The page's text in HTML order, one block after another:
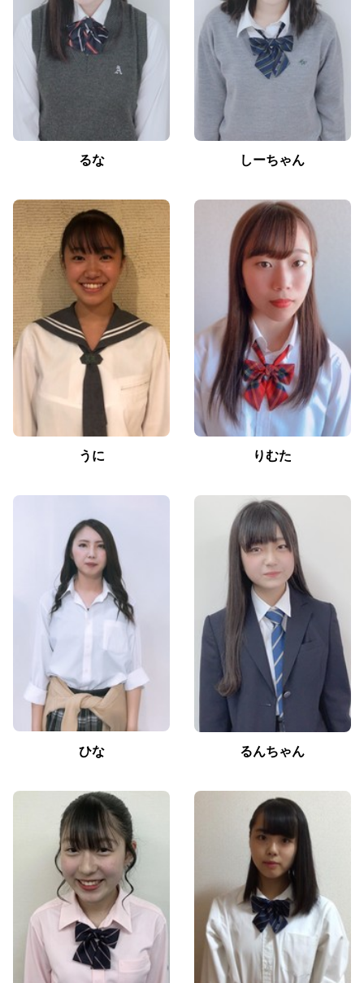
るな しーちゃん
うに りむた
ひな るんちゃん